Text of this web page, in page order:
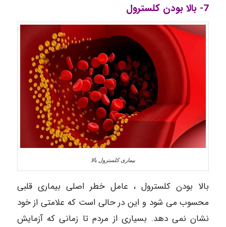
7- بالا بودن کلسترول
بیماری کلسترول بالا
بالا بودن کلسترول ، عامل خطر اصلی بیماری قلبی
محسوب می شود و این در حالی است که علامتی از خود
نشان نمی دهد. بسیاری از مردم تا زمانی که آزمایش